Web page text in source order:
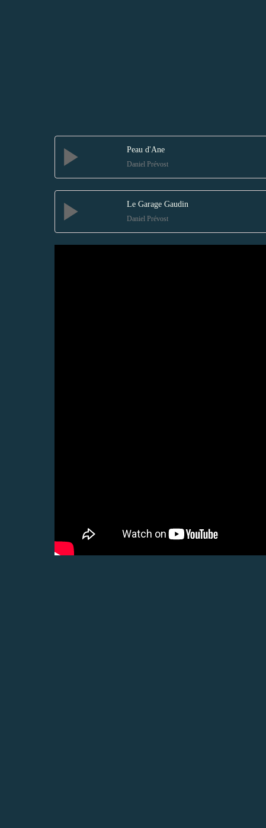
Peau d'Ane
Daniel Prévost
Le Garage Gaudin
Daniel Prévost